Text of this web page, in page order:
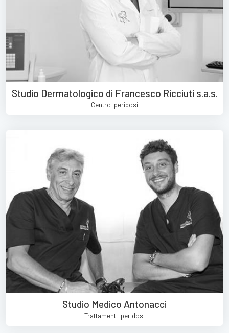
Studio Dermatologico di Francesco Ricciuti s.a.s.
Centro iperidosi
Studio Medico Antonacci
Trattamenti iperidosi